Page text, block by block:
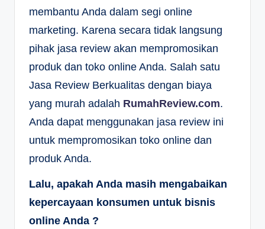
membantu Anda dalam segi online
marketing. Karena secara tidak langsung
pihak jasa review akan mempromosikan
produk dan toko online Anda. Salah satu
Jasa Review Berkualitas dengan biaya
yang murah adalah RumahReview.com.
Anda dapat menggunakan jasa review ini
untuk mempromosikan toko online dan
produk Anda.
Lalu, apakah Anda masih mengabaikan
kepercayaan konsumen untuk bisnis
online Anda ?